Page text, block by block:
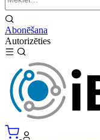
Abonēšana
Autorizēties